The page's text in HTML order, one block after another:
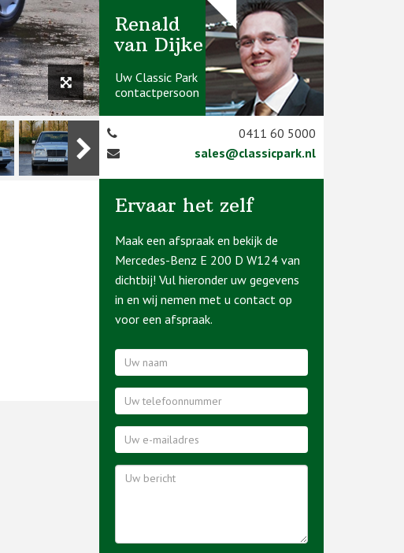
Renald
van Dijke
Uw Classic Park
contactpersoon
0411 60 5000
sales@classicpark.nl
Ervaar het zelf
Maak een afspraak en bekijk de
Mercedes-Benz E 200 D W124 van
dichtbij! Vul hieronder uw gegevens
in en wij nemen met u contact op
voor een afspraak.